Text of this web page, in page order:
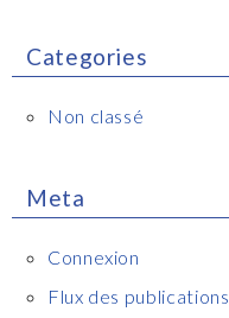
Categories
Non classé
Meta
Connexion
Flux des publications